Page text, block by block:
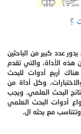
؟
عدد كبير من الباحثين
الأداة، والتي تقدم
أربع أدوات للبحث
وكل أداة من
البحث العلمي. ويجب
أدوات البحث العلمي
مع بحثه ال.